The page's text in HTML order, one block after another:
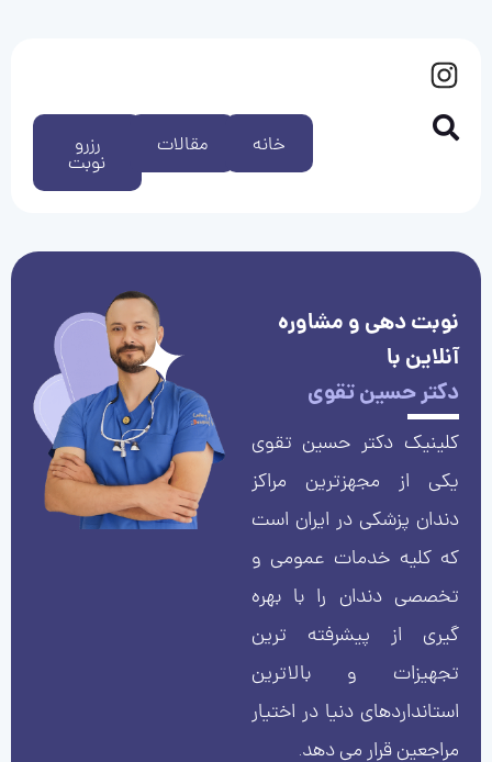
رزرو
نوبت
مقالات خانه
نوبت دهی و مشاوره
آنلاین با
دکتر حسین تقوی
کلینیک دکتر حسین تقوی
یکی از مجهزترین مراکز
دندان پزشکی در ایران است
که کلیه خدمات عمومی و
تخصصی دندان را با بهره
گیری از پیشرفته ترین
تجهیزات و بالاترین
استانداردهای دنیا در اختیار
مراجعین قرار می دهد.